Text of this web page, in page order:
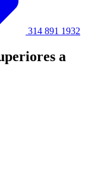
314 891 1932
a